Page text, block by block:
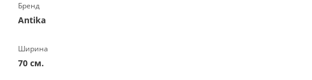
Бренд
Antika
Ширина
70 см.